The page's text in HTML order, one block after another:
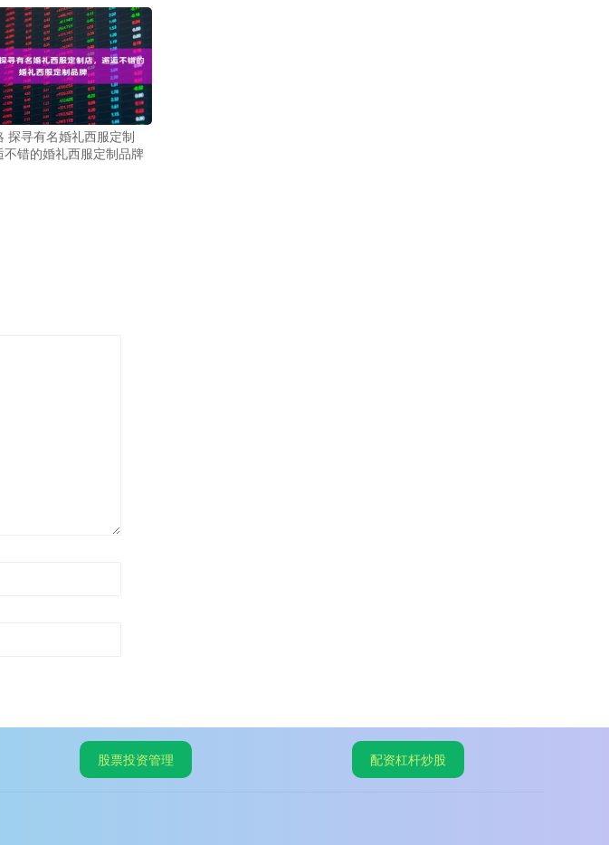
探寻有名婚礼西服定制
不错的婚礼西服定制品牌
股票投资管理 配资杠杆炒股